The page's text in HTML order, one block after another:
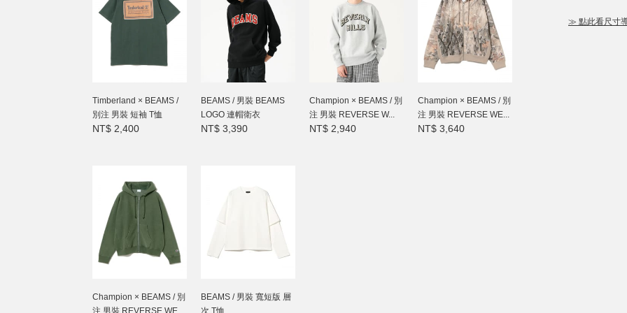
Timberland × BEAMS /
別注 男裝 短袖 T恤
NT$ 2,400
BEAMS / 男裝 BEAMS
LOGO 連帽衛衣
NT$ 3,390
Champion × BEAMS / 別
注 男裝 REVERSE W...
NT$ 2,940
Champion × BEAMS / 別
注 男裝 REVERSE WE...
NT$ 3,640
Champion × BEAMS / 別
注 男裝 REVERSE WE...
BEAMS / 男裝 寬短版 層
次 T恤
≫ 點此看尺寸